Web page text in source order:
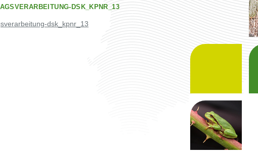
DSK_KPNR_13
dsk_kpnr_13